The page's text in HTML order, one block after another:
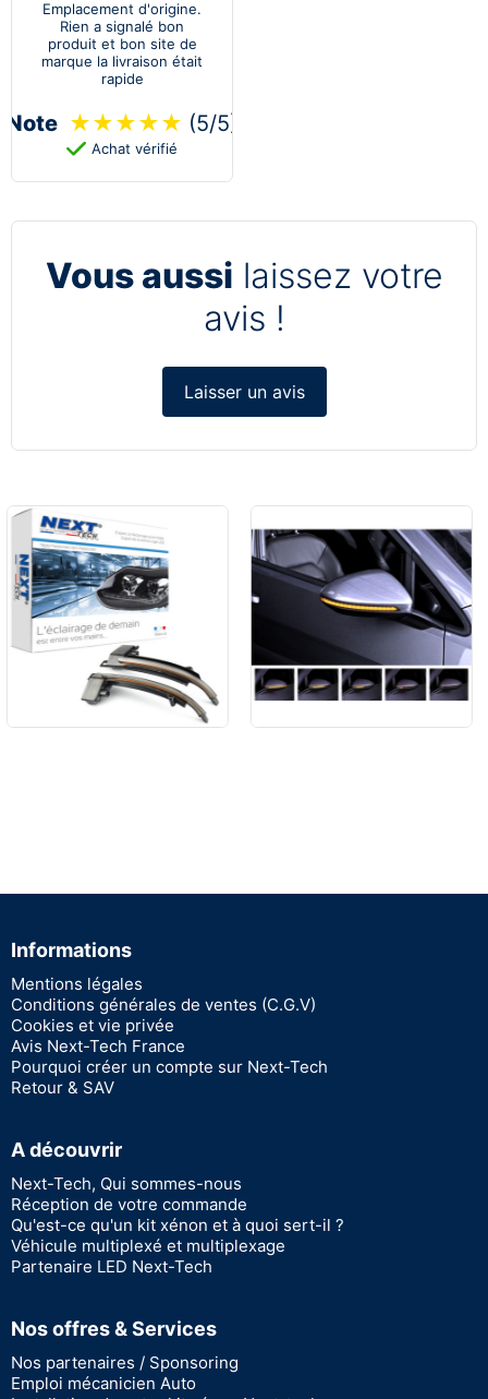
Emplacement d'origine.
Rien a signalé bon
produit et bon site de
marque la livraison était
rapide
Note ★★★★★ (5/5)
Achat vérifié
Vous aussi laissez votre
avis !
Laisser un avis
Informations
Mentions légales
Conditions générales de ventes (C.G.V)
Cookies et vie privée
Avis Next-Tech France
Pourquoi créer un compte sur Next-Tech
Retour & SAV
A découvrir
Next-Tech, Qui sommes-nous
Réception de votre commande
Qu'est-ce qu'un kit xénon et à quoi sert-il ?
Véhicule multiplexé et multiplexage
Partenaire LED Next-Tech
Nos offres & Services
Nos partenaires / Sponsoring
Emploi mécanicien Auto